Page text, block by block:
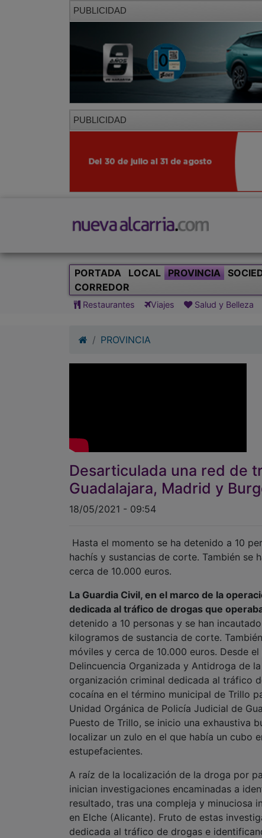
PUBLICIDAD
PUBLICIDAD
PORTADA LOCAL PROVINCIA
CORREDOR
Restaurantes Viajes Salud y Belleza
PROVINCIA
Desarticulada una red de
Guadalajara, Madrid y
18/05/2021 - 09:54
Hasta el momento se ha detenido a 10
hachís y sustancias de corte. También se
cerca de 10.000 euros.
La Guardia Civil, en el marco de la
dedicada al tráfico de drogas que
detenido a 10 personas y se han
kilogramos de sustancia de corte.
móviles y cerca de 10.000 euros. Desde
Delincuencia Organizada y Antidroga de
organización criminal dedicada al tráfico
cocaína en el término municipal de Trillo
Unidad Orgánica de Policía Judicial de
Puesto de Trillo, se inicio una exhaustiva
localizar un zulo en el que había un cubo
estupefacientes.
A raíz de la localización de la droga por
inician investigaciones encaminadas a
resultado, tras una compleja y minuciosa
en Elche (Alicante). Fruto de estas
dedicada al tráfico de drogas e